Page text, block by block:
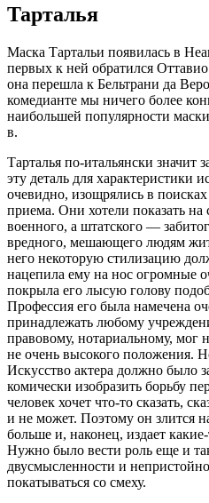
Тарталья
Маска Тартальи появилась в
первых к ней обратился
она перешла к Бельтрани да
комедианте мы ничего более
наибольшей популярности
в.
Тарталья по-итальянски
эту деталь для характеристики
очевидно, изощрялись в
приема. Они хотели показать на
военного, а штатского —
вредного, мешающего людям
него некоторую стилизацию
нацепила ему на нос огромные
покрыла его лысую голову
Профессия его была намечена
принадлежать любому
правовому, нотариальному, мог
не очень высокого положения.
Искусство актера должно было
комически изобразить борьбу
человек хочет что-то сказать,
и не может. Поэтому он злится
больше и, наконец, издает
Нужно было вести роль еще и
двусмысленности и
покатываться со смеху.